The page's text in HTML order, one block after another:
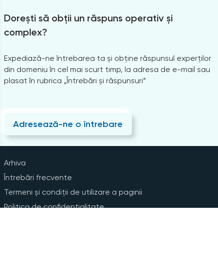
Dorești să obții un răspuns operativ și
complex?
Expediază-ne întrebarea ta și obține răspunsul experților
din domeniu în cel mai scurt timp, la adresa de e-mail sau
plasat în rubrica „Întrebări și răspunsuri”
Adresează-ne o întrebare
Arhiva
Întrebări frecvente
Termeni și condiții de utilizare a paginii
Politica de confidențialitate